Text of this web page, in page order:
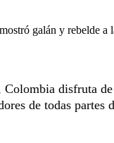
galán y rebelde a
disfruta
de todas partes